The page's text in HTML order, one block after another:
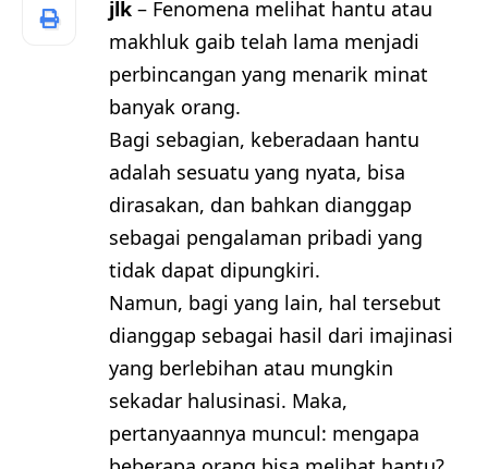
jlk – Fenomena melihat hantu atau
makhluk gaib telah lama menjadi
perbincangan yang menarik minat
banyak orang.
Bagi sebagian, keberadaan hantu
adalah sesuatu yang nyata, bisa
dirasakan, dan bahkan dianggap
sebagai pengalaman pribadi yang
tidak dapat dipungkiri.
Namun, bagi yang lain, hal tersebut
dianggap sebagai hasil dari imajinasi
yang berlebihan atau mungkin
sekadar halusinasi. Maka,
pertanyaannya muncul: mengapa